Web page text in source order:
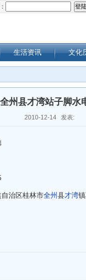
生活资讯 文化
全州县才湾站子脚水
2010-12-14 发表:
治区桂林市全州县才湾